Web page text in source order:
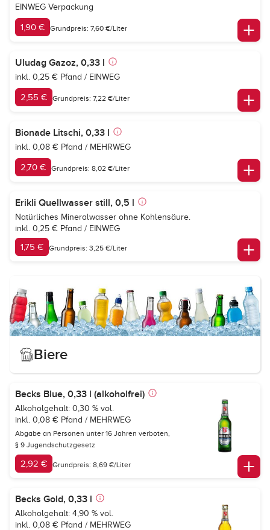
EINWEG Verpackung
1,90 € Grundpreis: 7,60 €/Liter
Uludag Gazoz, 0,33 l
inkl. 0,25 € Pfand / EINWEG
2,55 € Grundpreis: 7,22 €/Liter
Bionade Litschi, 0,33 l
inkl. 0,08 € Pfand / MEHRWEG
2,70 € Grundpreis: 8,02 €/Liter
Erikli Quellwasser still, 0,5 l
Natürliches Mineralwasser ohne Kohlensäure.
inkl. 0,25 € Pfand / EINWEG
1,75 € Grundpreis: 3,25 €/Liter
Biere
Becks Blue, 0,33 l (alkoholfrei)
Alkoholgehalt: 0,30 % vol.
inkl. 0,08 € Pfand / MEHRWEG
Abgabe an Personen unter 16 Jahren verboten,
§ 9 Jugendschutzgesetz
2,92 € Grundpreis: 8,69 €/Liter
Becks Gold, 0,33 l
Alkoholgehalt: 4,90 % vol.
inkl. 0,08 € Pfand / MEHRWEG